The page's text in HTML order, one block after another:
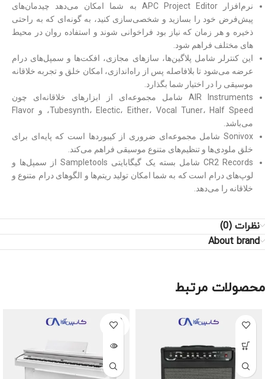
نرم‌افزار APC Project Editor به شما امکان می‌دهد چیدمان‌های
پیش‌فرض خود را بسازید و شخصی‌سازی کنید، به گونه‌ای که به راحتی
ذخیره و هر زمان که نیاز بود فراخوانی شوند و استفاده روان در محیط
های مختلف فراهم شود.
این کنترلر شامل پلاگین‌ها، سازهای مجازی، افکت‌ها و سمپل‌های درام
عرضه می‌شود تا بلافاصله پس از راه‌اندازی، امکان خلق و تجربه خلاقانه
موسیقی را در اختیار شما بگذارد.
AIR Instruments شامل مجموعه‌ای از ابزارهای خلاقانه‌ای چون
Tubesynth، Electic، Either، Vocal Tuner، Half Speed، و Flavor
می‌باشد.
Sonivox شامل مجموعه‌ای ضروری از کیبوردها است که پایه‌ای برای
خلق ملودی‌ها و تنظیم‌های متنوع موسیقی فراهم می‌کند.
CR2 Records شامل بسته یک گیگابایتی Sampletools از سمپل‌ها و
لوپ‌های درام است که به شما امکان تولید ریتم‌ها و الگوهای درام متنوع و
خلاقانه را می‌دهد.
نظرات (0)
About brand
محصولات مرتبط
SOLD
OUT